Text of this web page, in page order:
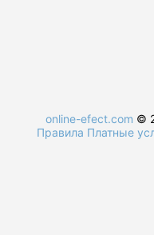
online-efect.com ©
Правила Платные